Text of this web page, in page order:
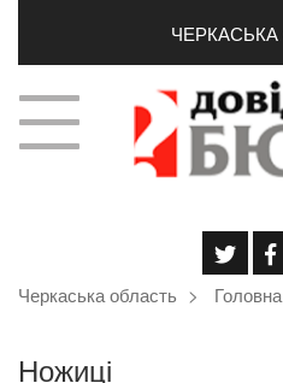
Черкаська область Головна
Ножиці